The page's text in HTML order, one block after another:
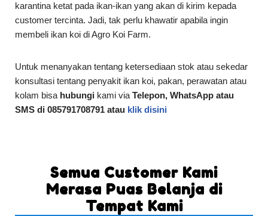
karantina ketat pada ikan-ikan yang akan di kirim kepada
customer tercinta. Jadi, tak perlu khawatir apabila ingin
membeli ikan koi di Agro Koi Farm.
Untuk menanyakan tentang ketersediaan stok atau sekedar
konsultasi tentang penyakit ikan koi, pakan, perawatan atau
kolam bisa hubungi kami viaTelepon, WhatsApp atau
SMS di 085791708791 atau klik disini
Semua Customer Kami
Merasa Puas Belanja di
Tempat Kami